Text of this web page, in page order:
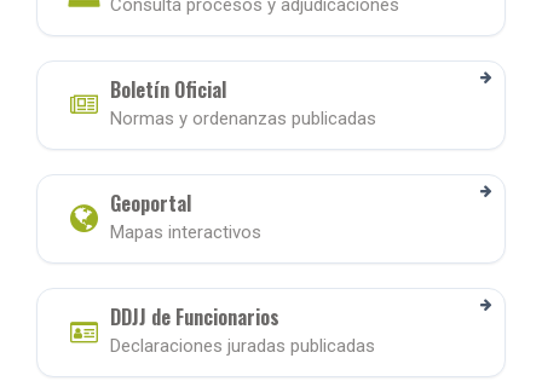
Consultá procesos y adjudicaciones
Boletín Oficial
Normas y ordenanzas publicadas
Geoportal
Mapas interactivos
DDJJ de Funcionarios
Declaraciones juradas publicadas